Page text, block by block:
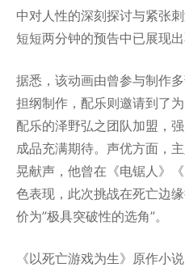
中对人性的深刻探讨与紧张
短短两分钟的预告中已展现出
据悉，该动画由曾参与制作
担纲制作，配乐则邀请到了
配乐的泽野弘之团队加盟，
成品充满期待。声优方面，
晃献声，他曾在《电锯人》
色表现，此次挑战在死亡边
价为”极具突破性的选角”。
《以死亡游戏为生》原作小